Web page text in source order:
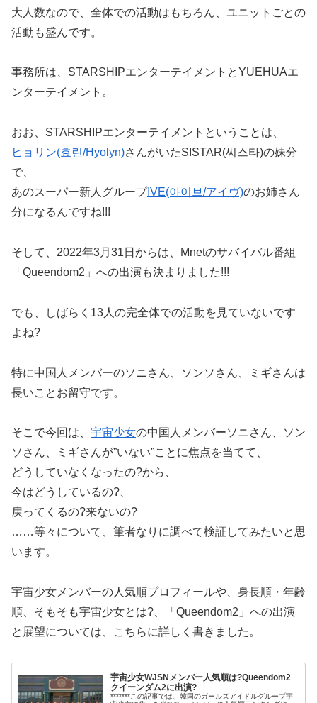
大人数なので、全体での活動はもちろん、ユニットごとの
活動も盛んです。
事務所は、STARSHIPエンターテイメントとYUEHUAエ
ンターテイメント。
おお、STARSHIPエンターテイメントということは、
ヒョリン(효린/Hyolyn)さんがいたSISTAR(씨스타)の妹分
で、
あのスーパー新人グループIVE(아이브/アイヴ)のお姉さん
分になるんですね!!!
そして、2022年3月31日からは、Mnetのサバイバル番組
「Queendom2」への出演も決まりました!!!
でも、しばらく13人の完全体での活動を見ていないです
よね?
特に中国人メンバーのソニさん、ソンソさん、ミギさんは
長いことお留守です。
そこで今回は、 宇宙少女の中国人メンバーソニさん、ソン
ソさん、ミギさんが”いない”ことに焦点を当てて、
どうしていなくなったの?から、
今はどうしているの?、
戻ってくるの?来ないの?
……等々について、筆者なりに調べて検証してみたいと思
います。
宇宙少女メンバーの人気順プロフィールや、身長順・年齢
順、そもそも宇宙少女とは?、「Queendom2」への出演
と展望については、こちらに詳しく書きました。
宇宙少女WJSNメンバー人気順は?Queendom2
クイーンダム2に出演?
*******この記事では、韓国のガールズアイドルグループ宇